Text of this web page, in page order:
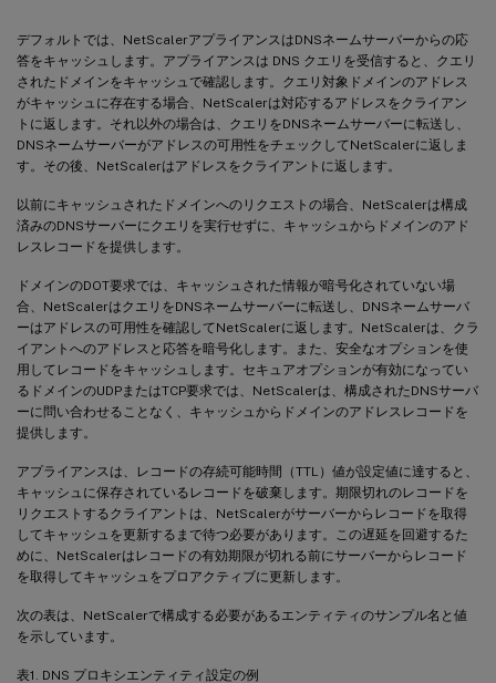
デフォルトでは、NetScalerアプライアンスはDNSネームサーバーからの応
答をキャッシュします。アプライアンスは DNS クエリを受信すると、クエリ
されたドメインをキャッシュで確認します。クエリ対象ドメインのアドレス
がキャッシュに存在する場合、NetScalerは対応するアドレスをクライアン
トに返します。それ以外の場合は、クエリをDNSネームサーバーに転送し、
DNSネームサーバーがアドレスの可用性をチェックしてNetScalerに返しま
す。その後、NetScalerはアドレスをクライアントに返します。
以前にキャッシュされたドメインへのリクエストの場合、NetScalerは構成
済みのDNSサーバーにクエリを実行せずに、キャッシュからドメインのアド
レスレコードを提供します。
ドメインのDOT要求では、キャッシュされた情報が暗号化されていない場
合、NetScalerはクエリをDNSネームサーバーに転送し、DNSネームサーバ
ーはアドレスの可用性を確認してNetScalerに返します。NetScalerは、クラ
イアントへのアドレスと応答を暗号化します。また、安全なオプションを使
用してレコードをキャッシュします。セキュアオプションが有効になってい
るドメインのUDPまたはTCP要求では、NetScalerは、構成されたDNSサーバ
ーに問い合わせることなく、キャッシュからドメインのアドレスレコードを
提供します。
アプライアンスは、レコードの存続可能時間（TTL）値が設定値に達すると、
キャッシュに保存されているレコードを破棄します。期限切れのレコードを
リクエストするクライアントは、NetScalerがサーバーからレコードを取得
してキャッシュを更新するまで待つ必要があります。この遅延を回避するた
めに、NetScalerはレコードの有効期限が切れる前にサーバーからレコード
を取得してキャッシュをプロアクティブに更新します。
次の表は、NetScalerで構成する必要があるエンティティのサンプル名と値
を示しています。
表1. DNS プロキシエンティティ設定の例